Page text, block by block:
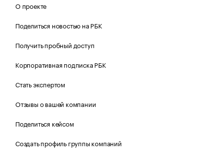
О проекте
Поделиться новостью на РБК
Получить пробный доступ
Корпоративная подписка РБК
Стать экспертом
Отзывы о вашей компании
Поделиться кейсом
Создать профиль группы компаний